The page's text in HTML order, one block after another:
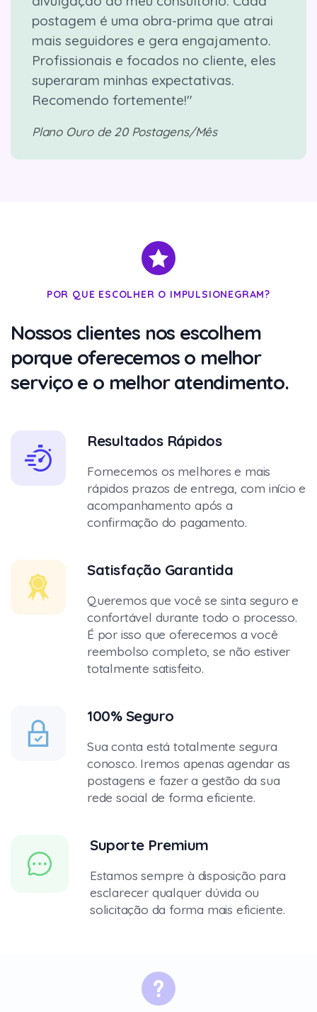
postagem é uma obra-prima que atrai
mais seguidores e gera engajamento.
Profissionais e focados no cliente, eles
superaram minhas expectativas.
Recomendo fortemente!"
Plano Ouro de 20 Postagens/Mês
POR QUE ESCOLHER O IMPULSIONEGRAM?
Nossos clientes nos escolhem
porque oferecemos o melhor
serviço e o melhor atendimento.
Resultados Rápidos
Fornecemos os melhores e mais
rápidos prazos de entrega, com início e
acompanhamento após a
confirmação do pagamento.
Satisfação Garantida
Queremos que você se sinta seguro e
confortável durante todo o processo.
É por isso que oferecemos a você
reembolso completo, se não estiver
totalmente satisfeito.
100% Seguro
Sua conta está totalmente segura
conosco. Iremos apenas agendar as
postagens e fazer a gestão da sua
rede social de forma eficiente.
Suporte Premium
Estamos sempre à disposição para
esclarecer qualquer dúvida ou
solicitação da forma mais eficiente.